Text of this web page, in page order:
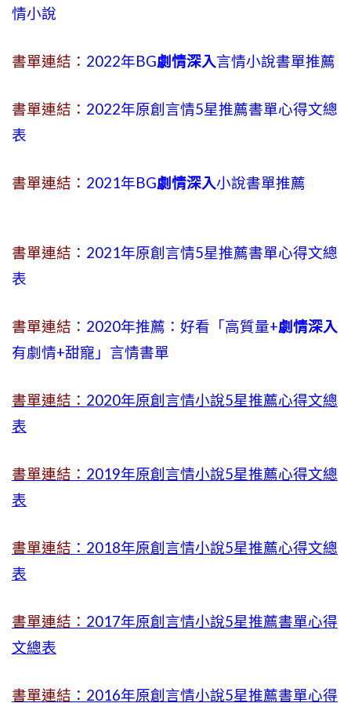
情小說
書單連結： 2022年BG劇情深入言情小說書單推薦
書單連結： 2022年原創言情5星推薦書單心得文總
表
書單連結： 2021年BG劇情深入小說書單推薦
書單連結： 2021年原創言情5星推薦書單心得文總
表
書單連結： 2020年推薦：好看「高質量+劇情深入
有劇情+甜寵」言情書單
書單連結： 2020年原創言情小說5星推薦心得文總
表
書單連結： 2019年原創言情小說5星推薦心得文總
表
書單連結 ：2018年原創言情小說5星推薦心得文總
表
書單連結： 2017年原創言情小說5星推薦書單心得
文總表
書單連結 ：2016年原創言情小說5星推薦書單心得